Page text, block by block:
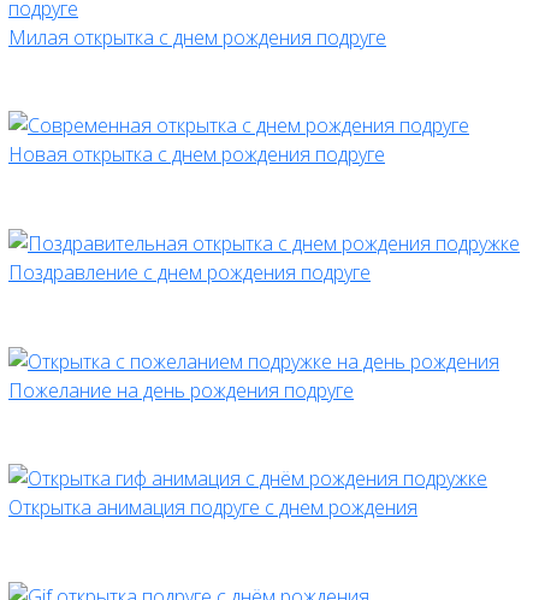
Милая открытка с днем рождения подруге
Новая открытка с днем рождения подруге
Поздравление с днем рождения подруге
Пожелание на день рождения подруге
Открытка анимация подруге с днем рождения